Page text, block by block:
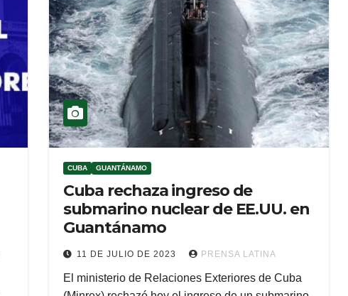
CUBA GUANTÁNAMO
Cuba rechaza ingreso de
submarino nuclear de EE.UU. en
Guantánamo
11 DE JULIO DE 2023 PRENSA LATINA
El ministerio de Relaciones Exteriores de Cuba